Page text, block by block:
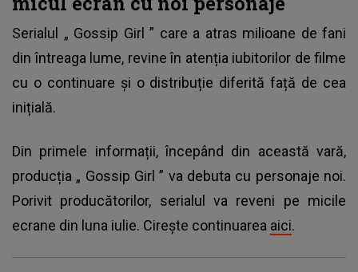
Serialul „ Gossip Girl ” care a atras milioane de fani
din întreaga lume, revine în atenția iubitorilor de filme
cu o continuare și o distribuție diferită față de cea
inițială.
Din primele informații, începând din această vară,
producția „ Gossip Girl ” va debuta cu personaje noi.
Porivit producătorilor, serialul va reveni pe micile
ecrane din luna iulie. Cirește continuarea aici.